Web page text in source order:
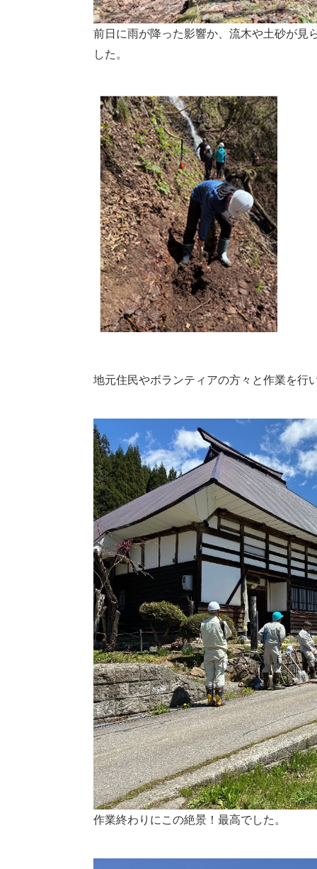
前日に雨が降った影響か、流木や土砂が見
した。
地元住民やボランティアの方々と作業を行
作業終わりにこの絶景！最高でした。